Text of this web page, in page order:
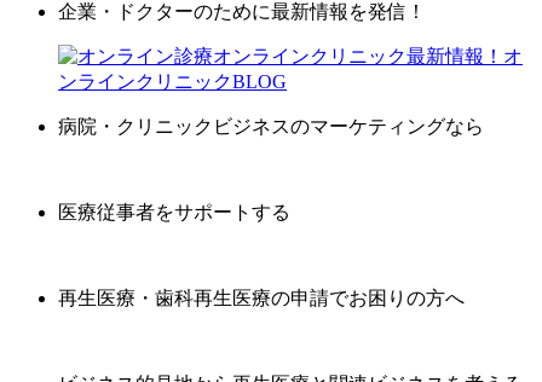
企業・ドクターのために最新情報を発信！
病院・クリニックビジネスのマーケティングなら
医療従事者をサポートする
再生医療・歯科再生医療の申請でお困りの方へ